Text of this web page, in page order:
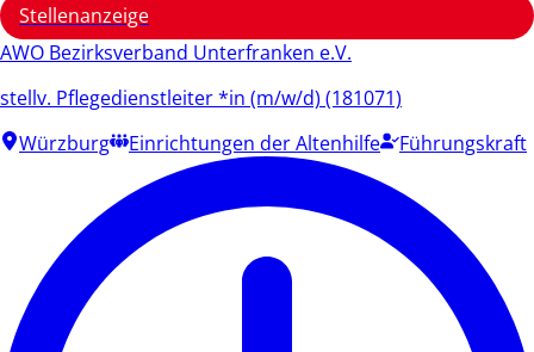
Stellenanzeige
AWO Bezirksverband Unterfranken e.V.
stellv. Pflegedienstleiter *in (m/w/d) (181071)
Würzburg
Einrichtungen der Altenhilfe Führungskraft